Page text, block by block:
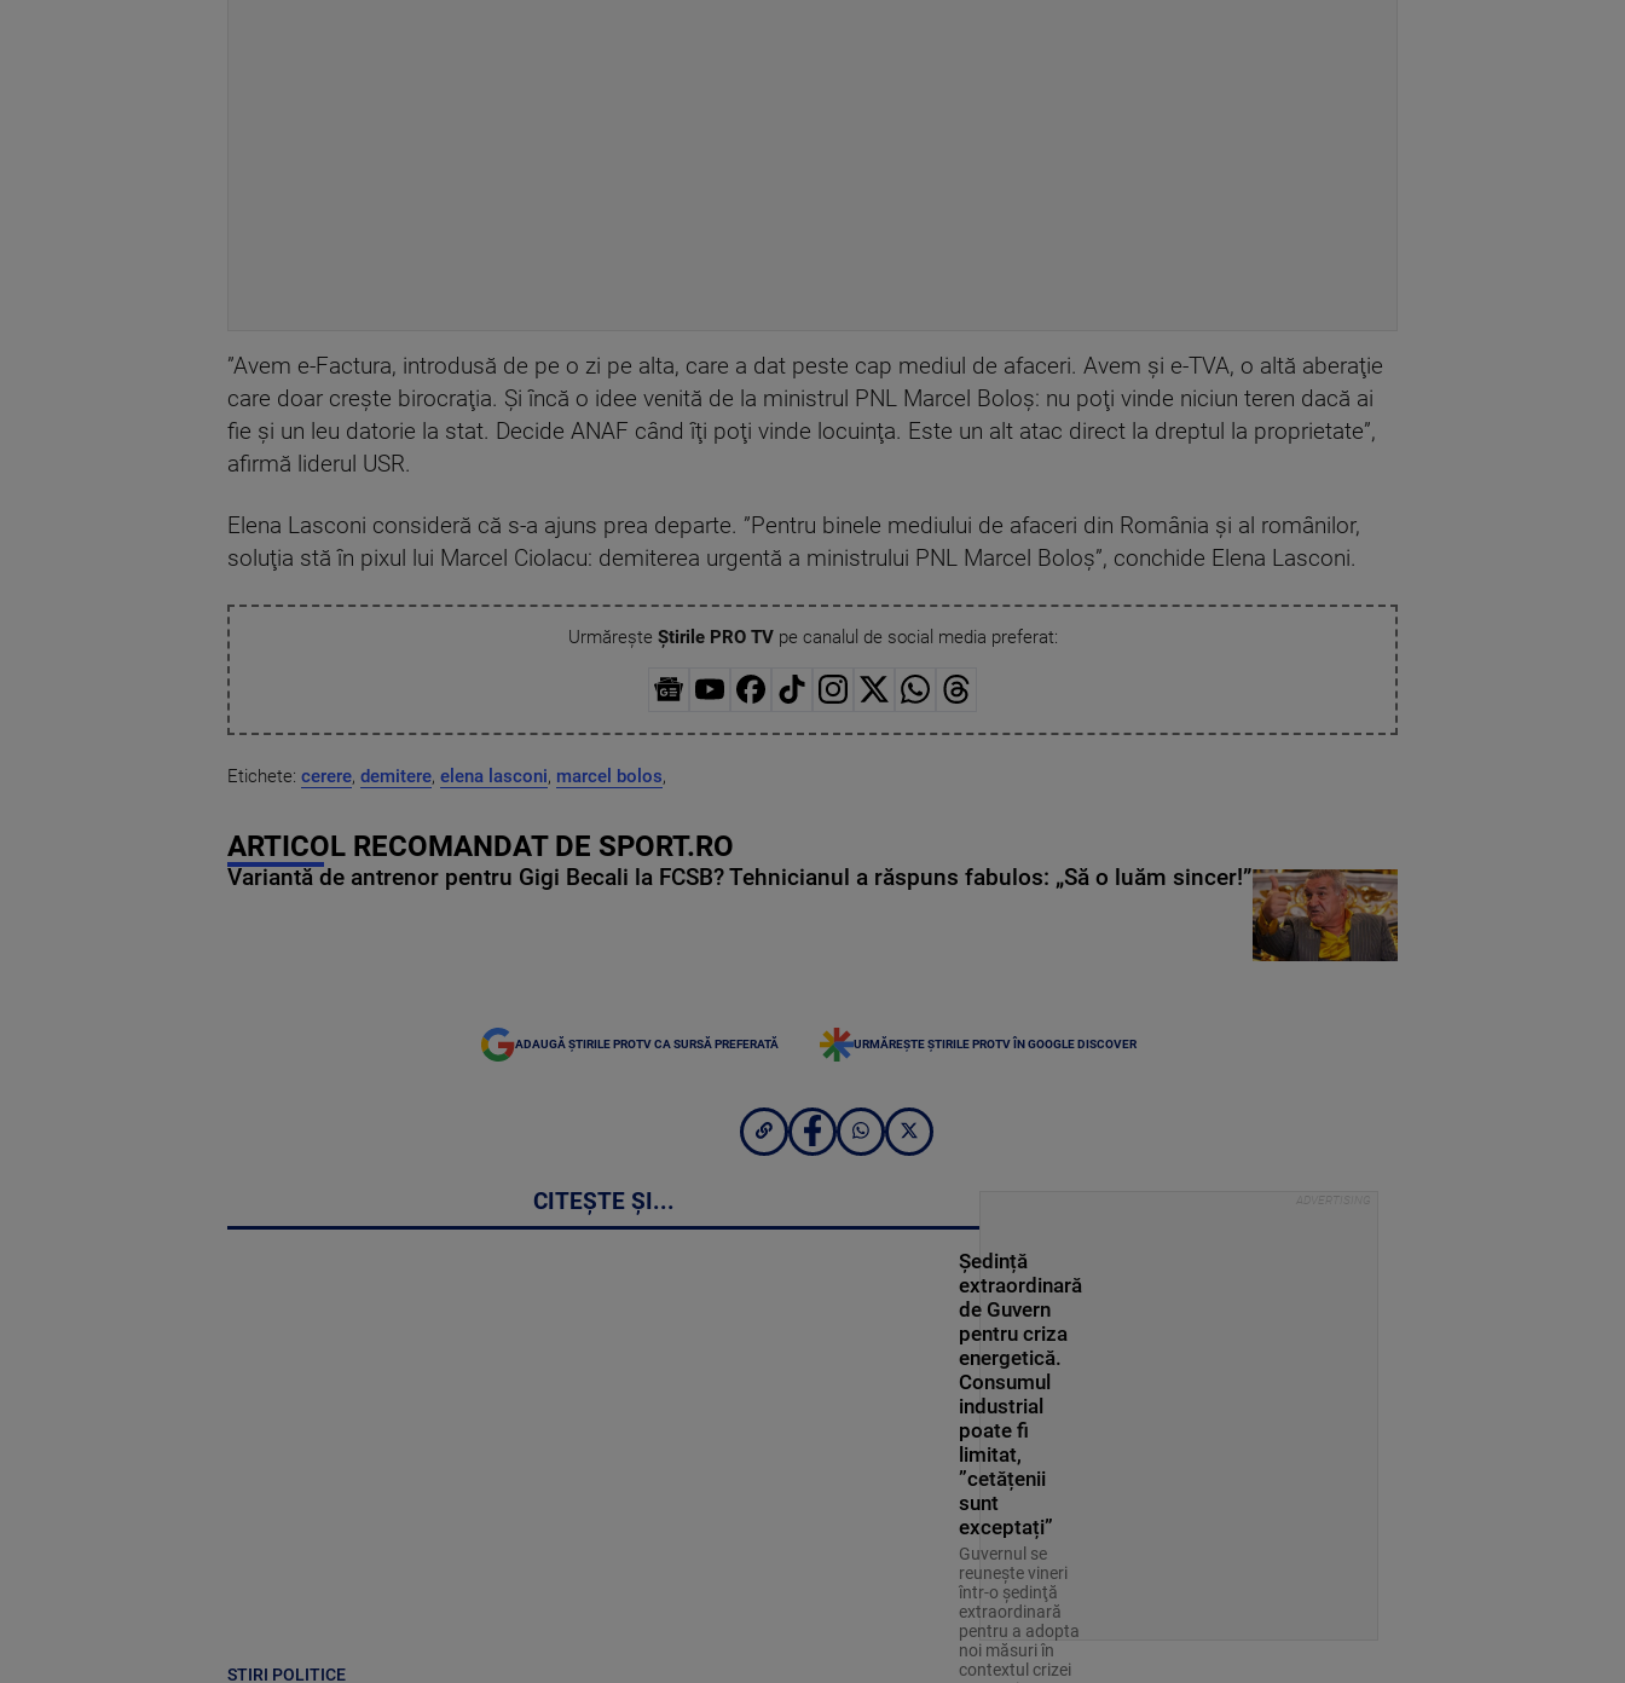
”Avem e-Factura, introdusă de pe o zi pe alta, care a dat peste cap mediul de afaceri. Avem şi e-TVA, o altă aberaţie
care doar creşte birocraţia. Şi încă o idee venită de la ministrul PNL Marcel Boloş: nu poţi vinde niciun teren dacă ai
fie şi un leu datorie la stat. Decide ANAF când îţi poţi vinde locuinţa. Este un alt atac direct la dreptul la proprietate”,
afirmă liderul USR.
Elena Lasconi consideră că s-a ajuns prea departe. ”Pentru binele mediului de afaceri din România şi al românilor,
soluţia stă în pixul lui Marcel Ciolacu: demiterea urgentă a ministrului PNL Marcel Boloş”, conchide Elena Lasconi.
Urmărește Știrile PRO TVpe canalul de social media preferat:
Etichete: cerere, demitere, elena lasconi, marcel bolos,
ARTICOL RECOMANDAT DE SPORT.RO
Variantă de antrenor pentru Gigi Becali la FCSB? Tehnicianul a răspuns fabulos: „Să o luăm sincer!”
ADAUGĂ ȘTIRILE PROTV CA SURSĂ PREFERATĂ URMĂREȘTE ȘTIRILE PROTV ÎN GOOGLE DISCOVER
CITEȘTE ȘI...
STIRI POLITICE
Ședință
extraordinară
de Guvern
pentru criza
energetică.
Consumul
industrial
poate fi
limitat,
”cetățenii
sunt
exceptați”
Guvernul se
reuneşte vineri
într-o şedinţă
extraordinară
pentru a adopta
noi măsuri în
contextul crizei